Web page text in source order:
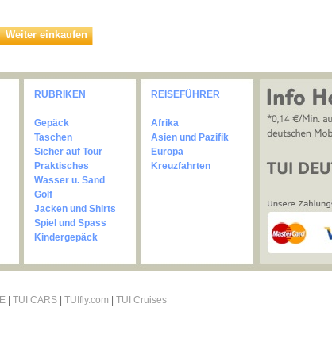
Weiter einkaufen
RUBRIKEN
Gepäck
Taschen
Sicher auf Tour
Praktisches
Wasser u. Sand
Golf
Jacken und Shirts
Spiel und Spass
Kindergepäck
REISEFÜHRER
Afrika
Asien und Pazifik
Europa
Kreuzfahrten
TUI CARS TUIfly.com TUI Cruises